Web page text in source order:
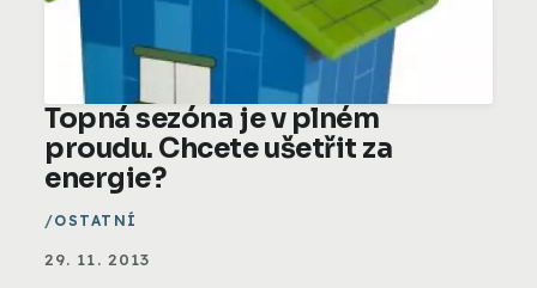
Topná sezóna je v plném
proudu. Chcete ušetřit za
energie?
OSTATNÍ
29. 11. 2013